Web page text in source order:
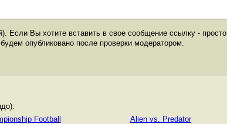
Если Вы хотите вставить в свое сообщение ссылку - просто
опубликовано после проверки модератором.
Football Alien vs. Predator